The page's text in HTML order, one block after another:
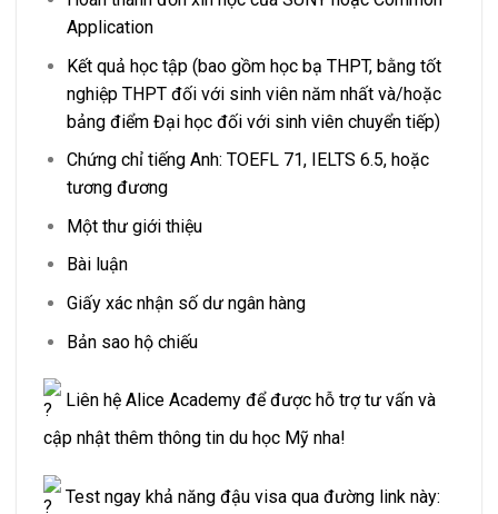
Application
Kết quả học tập (bao gồm học bạ THPT, bằng tốt
nghiệp THPT đối với sinh viên năm nhất và/hoặc
bảng điểm Đại học đối với sinh viên chuyển tiếp)
Chứng chỉ tiếng Anh: TOEFL 71, IELTS 6.5, hoặc
tương đương
Một thư giới thiệu
Bài luận
Giấy xác nhận số dư ngân hàng
Bản sao hộ chiếu
Liên hệ Alice Academy để được hỗ trợ tư vấn và
cập nhật thêm thông tin du học Mỹ nha!
Test ngay khả năng đậu visa qua đường link này: